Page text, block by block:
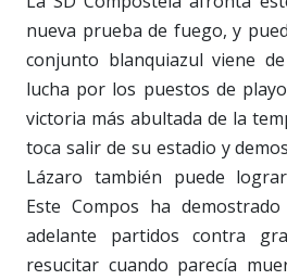
nueva prueba de fuego, y
conjunto blanquiazul viene
lucha por los puestos de
victoria más abultada de la
toca salir de su estadio y
Lázaro también puede
Este Compos ha
adelante partidos contra
resucitar cuando parecía